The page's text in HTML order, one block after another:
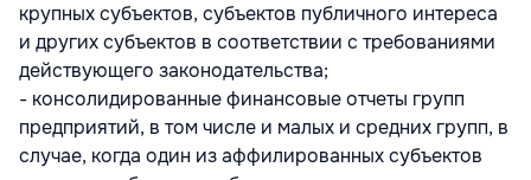
крупных субъектов, субъектов публичного интереса
и других субъектов в соответствии с требованиями
действующего законодательства;
- консолидированные финансовые отчеты групп
предприятий, в том числе и малых и средних групп, в
случае, когда один из аффилированных субъектов